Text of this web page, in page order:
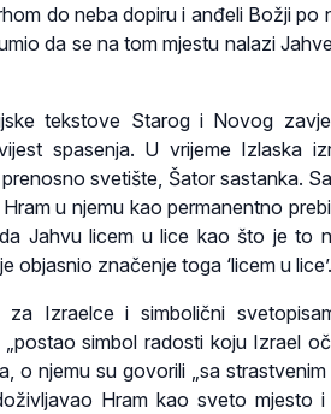
do neba dopiru i anđeli Božji po
da se na tom mjestu nalazi
tekstove Starog i Novog
spasenja. U vrijeme Izlaska
svetište, Šator sastanka.
u njemu kao permanentno
Jahvu licem u lice kao što je to
objasnio značenje toga ‘licem u lice’.
Izraelce i simbolični
simbol radosti koju Izrael
o njemu su govorili „sa
Hram kao sveto mjesto